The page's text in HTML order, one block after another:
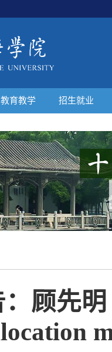
教育教学 招生就业
顾先